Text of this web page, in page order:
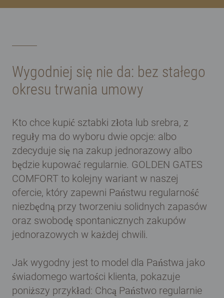
Wygodniej się nie da: bez stałego
okresu trwania umowy
Kto chce kupić sztabki złota lub srebra, z
reguły ma do wyboru dwie opcje: albo
zdecyduje się na zakup jednorazowy albo
będzie kupować regularnie. GOLDEN GATES
COMFORT to kolejny wariant w naszej
ofercie, który zapewni Państwu regularność
niezbędną przy tworzeniu solidnych zapasów
oraz swobodę spontanicznych zakupów
jednorazowych w każdej chwili.
Jak wygodny jest to model dla Państwa jako
świadomego wartości klienta, pokazuje
poniższy przykład: Chcą Państwo regularnie